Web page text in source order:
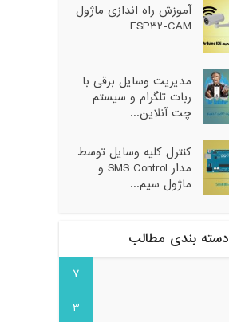
آموزش راه اندازی ماژول
ESP32-CAM
مدیریت وسایل برقی با
ربات تلگرام و سیستم
چت آنلاین...
کنترل کلیه وسایل توسط
مدار SMS Control و
ماژول سیم...
دسته بندی مطالب
7
3